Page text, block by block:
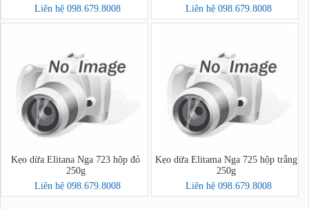
Liên hệ 098.679.8008
Liên hệ 098.679.8008
Kẹo dừa Elitana Nga 723 hộp đỏ
250g
Liên hệ 098.679.8008
Kẹo dừa Elitama Nga 725 hộp trắng
250g
Liên hệ 098.679.8008